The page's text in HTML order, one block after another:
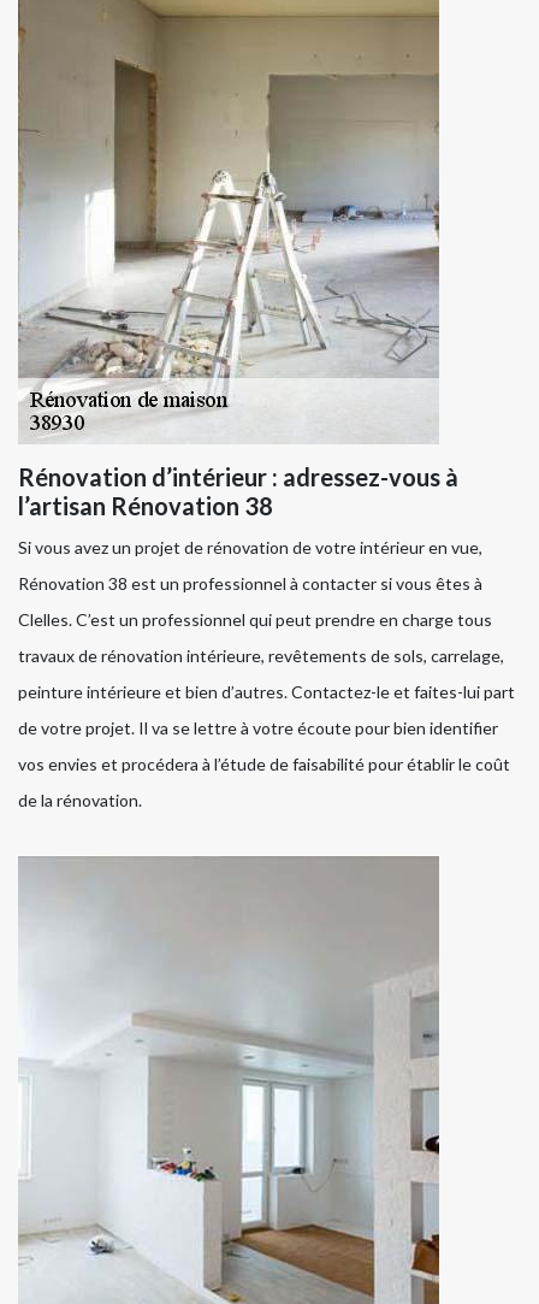
Rénovation d’intérieur : adressez-vous à
l’artisan Rénovation 38
Si vous avez un projet de rénovation de votre intérieur en vue,
Rénovation 38 est un professionnel à contacter si vous êtes à
Clelles. C’est un professionnel qui peut prendre en charge tous
travaux de rénovation intérieure, revêtements de sols, carrelage,
peinture intérieure et bien d’autres. Contactez-le et faites-lui part
de votre projet. Il va se lettre à votre écoute pour bien identifier
vos envies et procédera à l’étude de faisabilité pour établir le coût
de la rénovation.